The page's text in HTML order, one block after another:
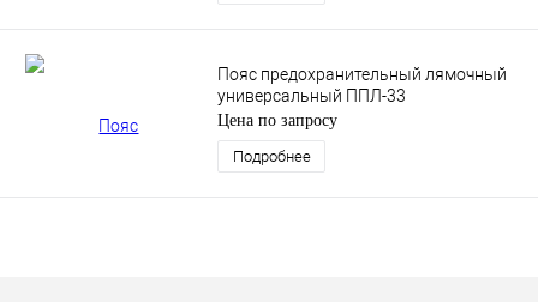
Пояс предохранительный лямочный
универсальный ППЛ-33
Цена по запросу
Подробнее